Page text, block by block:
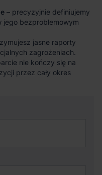
– precyzyjnie definiujemy
jego bezproblemowym
jasne raporty
zagrożeniach.
nie kończy się na
przez cały okres